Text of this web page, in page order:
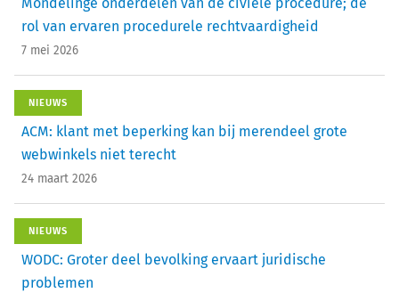
rol van ervaren procedurele rechtvaardigheid
7 mei 2026
NIEUWS
ACM: klant met beperking kan bij merendeel grote
webwinkels niet terecht
24 maart 2026
NIEUWS
WODC: Groter deel bevolking ervaart juridische
problemen